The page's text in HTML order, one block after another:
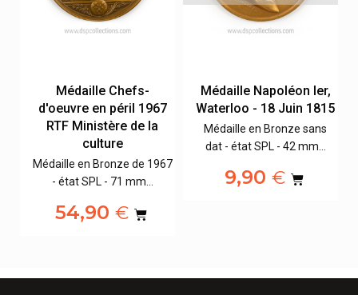
Médaille Chefs-
d'oeuvre en péril 1967
RTF Ministère de la
culture
Médaille en Bronze de 1967
- état SPL - 71 mm…
54,90€
Médaille Napoléon Ier,
Waterloo - 18 Juin 1815
Médaille en Bronze sans
dat - état SPL - 42 mm…
9,90€